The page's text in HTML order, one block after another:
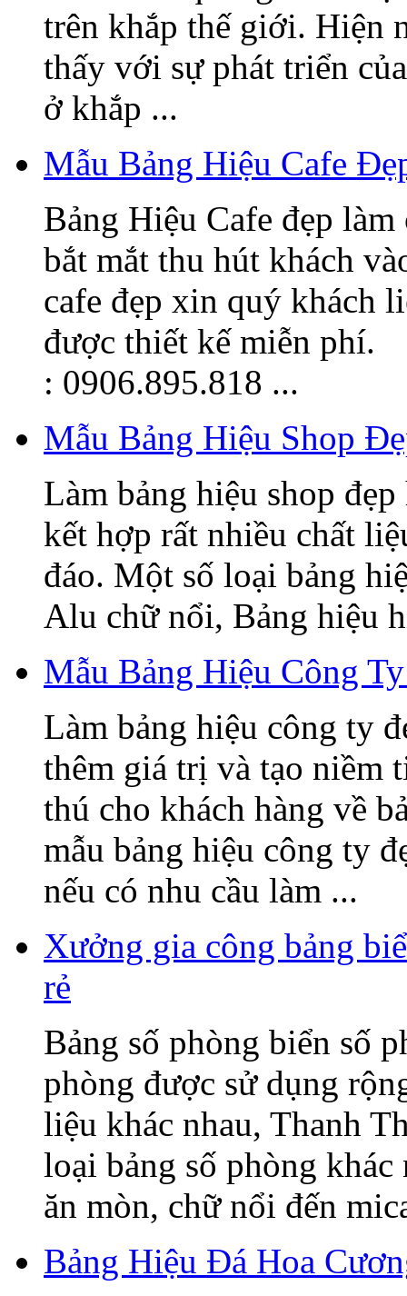
trên khắp thế giới. Hiện
thấy với sự phát triển
ở khắp ...
Mẫu Bảng Hiệu Cafe
Bảng Hiệu Cafe đẹp
bắt mắt thu hút khách
cafe đẹp xin quý khách
được thiết kế miễn
: 0906.895.818 ...
Mẫu Bảng Hiệu Shop
Làm bảng hiệu shop
kết hợp rất nhiều chất
đáo. Một số loại bảng
Alu chữ nổi, Bảng hiệu
Mẫu Bảng Hiệu Công
Làm bảng hiệu công ty
thêm giá trị và tạo niềm
thú cho khách hàng về
mẫu bảng hiệu công ty
nếu có nhu cầu làm ...
Xưởng gia công bảng
rẻ
Bảng số phòng biển số
phòng được sử dụng
liệu khác nhau, Thanh
loại bảng số phòng
ăn mòn, chữ nổi đến
Bảng Hiệu Đá Hoa